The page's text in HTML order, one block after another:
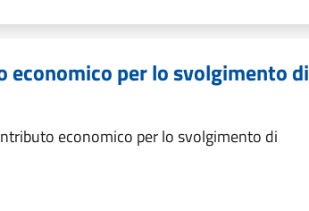
economico per lo svolgimento di
economico per lo svolgimento di